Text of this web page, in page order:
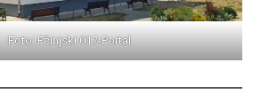
Foto: Pčinjski 017-Portal